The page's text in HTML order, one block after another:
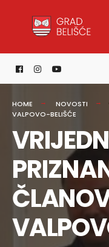
content
HOME NOVOSTI
VALPOVO-BELIŠĆE
for: